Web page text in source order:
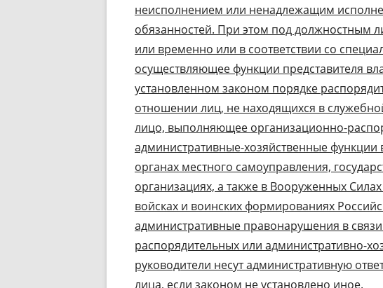
неисполнением или ненадлежащим
обязанностей. При этом под должностным
или временно или в соответствии со
осуществляющее функции представителя
установленном законом порядке
отношении лиц, не находящихся в
лицо, выполняющее организационно-
административные-хозяйственные функции
органах местного самоуправления,
организациях, а также в Вооруженных
войсках и воинских формированиях
административные правонарушения в
распорядительных или административно-
руководители несут административную
лица, если законом не установлено иное.